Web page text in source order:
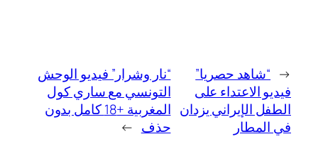
← “شاهد حصريا”
فيديو الاعتداء على
الطفل الإيراني يزدان
في المطار
“نار وشرار” فيديو الوحش
التونسي مع ساري كول
المغربية +18 كامل بدون
حذف →